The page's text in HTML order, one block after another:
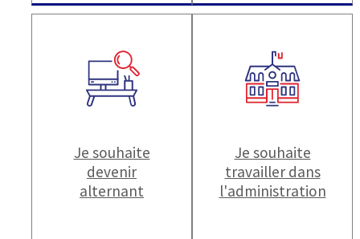
Je souhaite
devenir
alternant
Je souhaite
travailler dans
l'administration